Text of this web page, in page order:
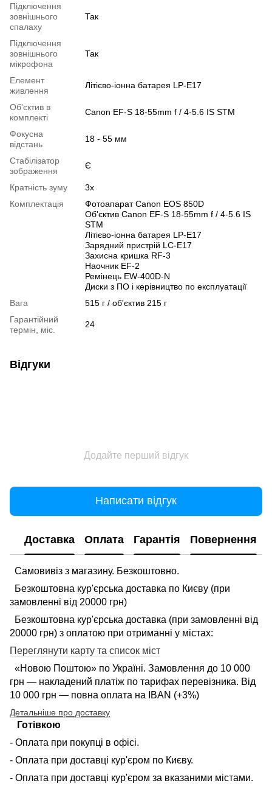
Підключення
зовнішнього
спалаху
Так
Підключення
зовнішнього
мікрофона
Так
Елемент
живлення
Літієво-іонна батарея LP-E17
Об'єктив в
комплекті
Canon EF-S 18-55mm f / 4-5.6 IS STM
Фокусна
відстань
18 - 55 мм
Стабілізатор
зображення
Є
Кратність зуму
3x
Комплектація
Фотоапарат Canon EOS 850D
Об'єктив Canon EF-S 18-55mm f / 4-5.6 IS
STM
Літієво-іонна батарея LP-E17
Зарядний пристрій LC-E17
Захисна кришка RF-3
Наочник EF-2
Ремінець EW-400D-N
Диски з ПО і керівництво по експлуатації
Вага
515 г / об'єктив 215 г
Гарантійний
термін, міс.
24
Відгуки
Додайте перший відгук
Написати відгук
Доставка Оплата Гарантія Повернення
Самовивіз з магазину. Безкоштовно.
Безкоштовна кур'єрська доставка по Києву (при
замовленні від 20000 грн)
Безкоштовна кур'єрська доставка (при замовленні від
20000 грн) з оплатою при отриманні у містах:
Переглянути карту та список міст
«Новою Поштою» по Україні. Замовлення до 10 000
грн — накладений платіж по тарифах перевізника. Від
10 000 грн — повна оплата на IBAN (+3%)
Детальніше про доставку
Готівкою
- Оплата при покупці в офісі.
- Оплата при доставці кур'єром по Києву.
- Оплата при доставці кур'єром за вказаними містами.